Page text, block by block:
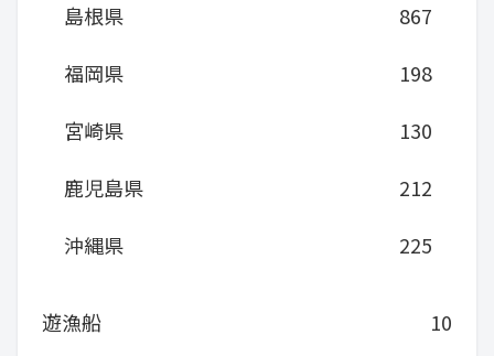
島根県
867
福岡県
198
宮崎県
130
鹿児島県
212
沖縄県
225
遊漁船
10